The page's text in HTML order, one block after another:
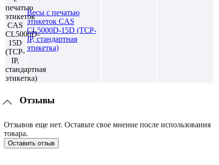
Весы с печатью
этикеток CAS
CL5000D-15D (TCP-
IP, стандартная
этикетка)
Отзывы
Отзывов еще нет. Оставьте свое мнение после использования
товара.
Оставить отзыв